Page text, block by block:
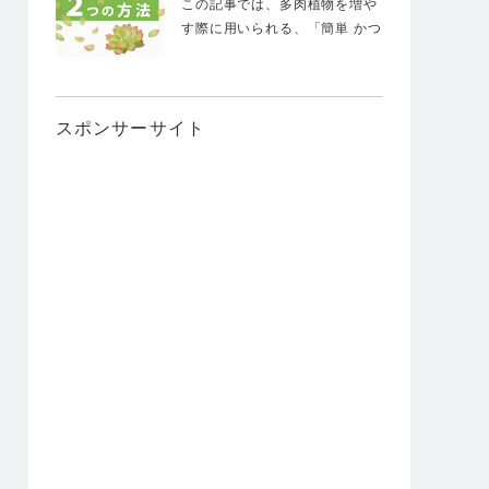
この記事では、多肉植物を増や
す際に用いられる、「簡単 かつ
スポンサーサイト